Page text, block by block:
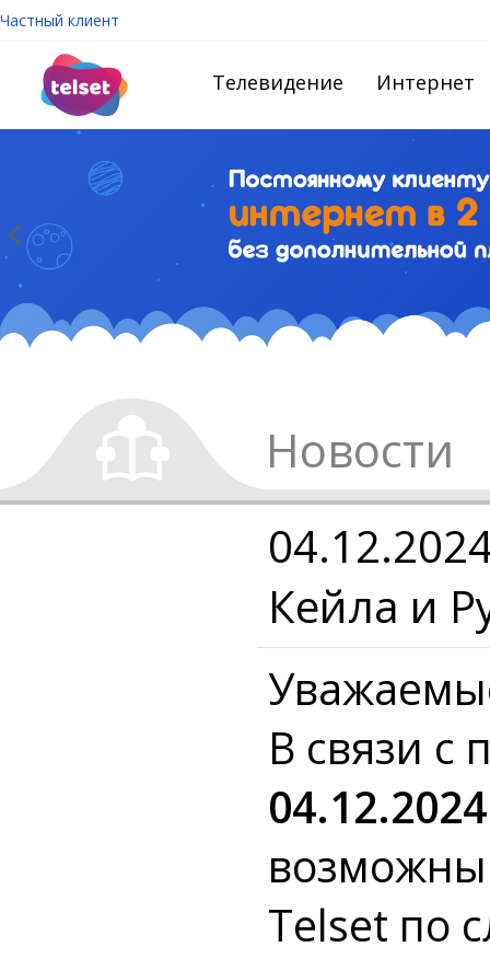
Частный клиент
Телевидение Интернет
Новости
Кейла и
В связи с
возможны
Telset по